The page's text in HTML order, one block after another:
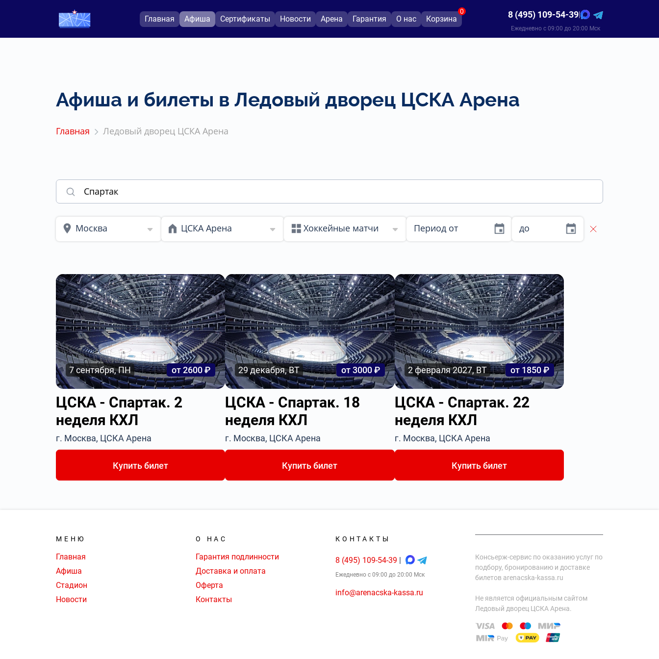
Главная Афиша Сертификаты Новости Арена Гарантия О нас Корзина
0 8 (495) 109-54-39|
Ежедневно с 09:00 до 20:00 Мск
Афиша и билеты в Ледовый дворец ЦСКА Арена
Главная Ледовый дворец ЦСКА Арена
Москва ЦСКА Арена Хоккейные матчи Период от до
7 сентября, ПН от 2600 ₽
ЦСКА - Спартак. 2
неделя КХЛ
г. Москва, ЦСКА Арена
Купить билет
29 декабря, ВТ от 3000 ₽
ЦСКА - Спартак. 18
неделя КХЛ
г. Москва, ЦСКА Арена
Купить билет
2 февраля 2027, ВТ от 1850 ₽
ЦСКА - Спартак. 22
неделя КХЛ
г. Москва, ЦСКА Арена
Купить билет
МЕНЮ
Главная
Афиша
Стадион
Новости
О НАС
Гарантия подлинности
Доставка и оплата
Оферта
Контакты
КОНТАКТЫ
8 (495) 109-54-39 |
Ежедневно с 09:00 до 20:00 Мск
info@arenacska-kassa.ru
Консьерж-сервис по оказанию услуг по
подбору, бронированию и доставке
билетов arenacska-kassa.ru
Не является официальным сайтом
Ледовый дворец ЦСКА Арена.